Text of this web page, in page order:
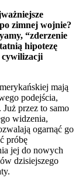
zimnej wojnie?
“zderzenie
hipotezę
cywilizacji
mają
podejścia,
przez to samo
widzenia,
ogarnąć go
próbę
jej do nowych
dzisiejszego